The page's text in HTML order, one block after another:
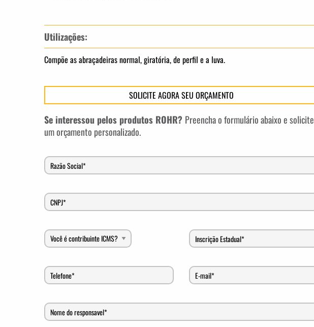
Utilizações:
Compõe as abraçadeiras normal, giratória, de perfil e a luva.
SOLICITE AGORA SEU ORÇAMENTO
Se interessou pelos produtos ROHR? Preencha o formulário abaixo e solicite
um orçamento personalizado.